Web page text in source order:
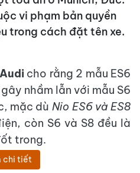
vi phạm bản quyền
trong cách đặt tên xe.
cho rằng 2 mẫu ES6
nhầm lẫn với mẫu S6
mặc dùNio ES6 và ES8
còn S6 và S8 đều là
trong.
chi tiết